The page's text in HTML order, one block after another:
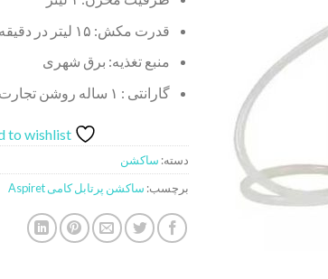
قدرت مکش: ۱۵ لیتر در دقیقه
منبع تغذیه: برق شهری
گارانتی : ۱ ساله روشن تجارت سهند
to wishlist
دسته: ساکشن
برچسب: ساکشن پرتابل کامی Aspiret